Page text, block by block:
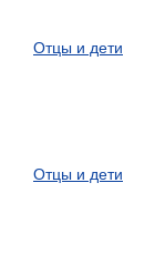
Отцы и дети
Отцы и дети